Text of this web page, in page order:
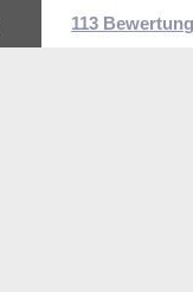
113